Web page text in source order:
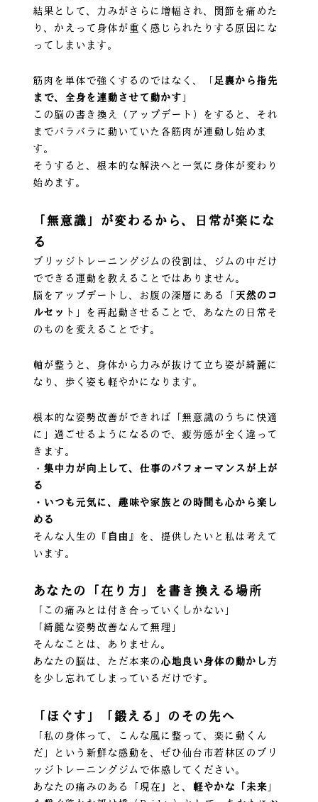
結果として、力みがさらに増幅され、関節を痛めた
り、かえって身体が重く感じられたりする原因にな
ってしまいます。
筋肉を単体で強くするのではなく、「足裏から指先
まで、全身を連動させて動かす 」
この脳の書き換え（アップデート）をすると、それ
までバラバラに動いていた各筋肉が連動し始めま
す。
そうすると、根本的な解決へと一気に身体が変わり
始めます。
「無意識」が変わるから、日常が楽にな
る
ブリッジトレーニングジムの役割は、ジムの中だけ
でできる運動を教えることではありません。
脳をアップデートし、お腹の深層にある「天然のコ
ルセッ ト」を再起動させることで、あなたの日常そ
のものを変えることです。
軸が整うと、身体から力みが抜けて立ち姿が綺麗に
なり、歩く姿も軽やかになります。
根本的な姿勢改善ができれば「無意識のうちに快適
に」過ごせるようになるので、疲労感が全く違って
きます。
・ 集中力が向上して、仕事のパフォーマンスが上が
る
・いつも元気に、趣味や家族との時間も心から楽し
める
そんな人生の『 自由 』を、提供したいと私は考えて
います。
あなたの「在り方」を書き換える場所
「この痛みとは付き合っていくしかない」
「綺麗な姿勢改善なんて無理」
そんなことは、ありません。
あなたの脳は、ただ本来の心地良い身体の動かし 方
を少し忘れてしまっているだけです。
「ほぐす」「鍛える」のその先へ
「私の身体って、こんな風に整って、楽に動くん
だ」という新鮮な感動を、ぜひ仙台市若林区のブリ
ッジトレーニングジムで体感してください。
あなたの痛みのある「現在 」 と、 軽やかな「未来 」